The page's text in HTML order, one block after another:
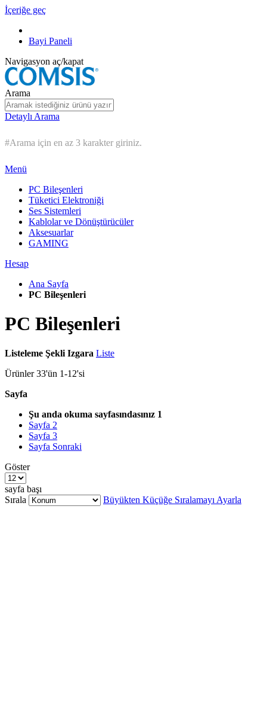
İçeriğe geç
Bayi Paneli
Navigasyon aç/kapat
Arama
Detaylı Arama
#Arama için en az 3 karakter giriniz.
Menü
PC Bileşenleri
Tüketici Elektroniği
Ses Sistemleri
Kablolar ve Dönüştürücüler
Aksesuarlar
GAMING
Hesap
Ana Sayfa
PC Bileşenleri
PC Bileşenleri
Listeleme Şekli Izgara Liste
Ürünler33'ün 1-12'si
Sayfa
Şu anda okuma sayfasındasınız 1
Sayfa 2
Sayfa 3
Sayfa Sonraki
Göster
sayfa başı
Sırala
Büyükten Küçüğe Sıralamayı Ayarla